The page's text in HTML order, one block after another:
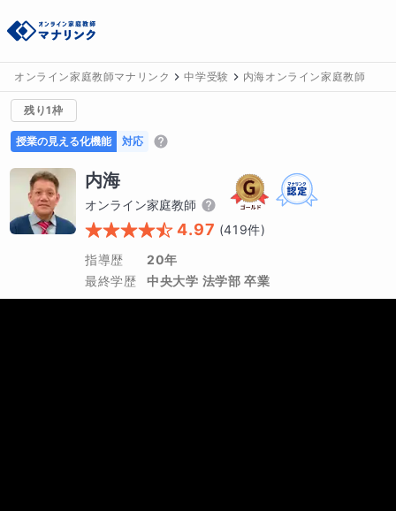
オンライン家庭教師マナリンク 中学受験 内海オンライン家庭教師
残り1枠
授業の見える化機能 対応
内海
オンライン家庭教師
4.97 (419件)
指導歴
20年
最終学歴
中央大学 法学部 卒業